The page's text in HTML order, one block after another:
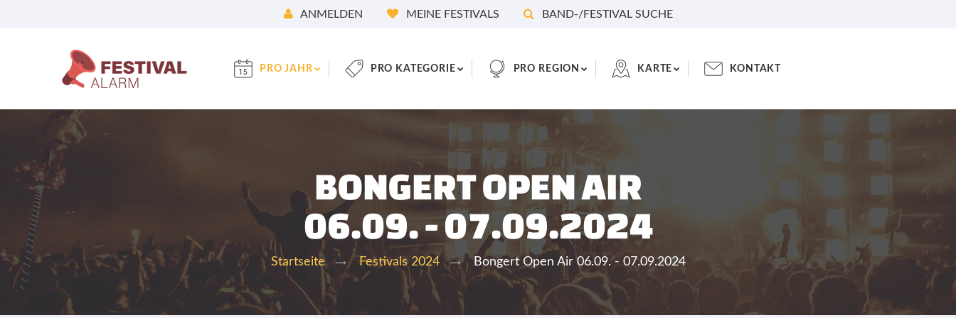
ANMELDEN MEINE FESTIVALS BAND-/FESTIVAL SUCHE
PRO JAHR PRO KATEGORIE PRO REGION KARTE KONTAKT
BONGERT OPEN AIR
06.09. - 07.09.2024
Startseite Festivals 2024 Bongert Open Air 06.09. - 07.09.2024